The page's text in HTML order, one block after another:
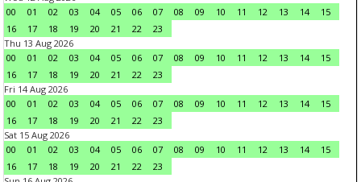
00
01 02 03 04 05 06 07 08 09 10 11 12 13 14
15
16
17 18 19 20 21 22
23
Thu 13 Aug 2026
00
01 02 03 04 05 06 07 08 09 10 11 12 13 14
15
16
17 18 19 20 21 22
23
Fri 14 Aug 2026
00
01 02 03 04 05 06 07 08 09 10 11 12 13 14
15
16
17 18 19 20 21 22
23
Sat 15 Aug 2026
00
01 02 03 04 05 06 07 08 09 10 11 12 13 14
15
16
17 18 19 20 21 22
23